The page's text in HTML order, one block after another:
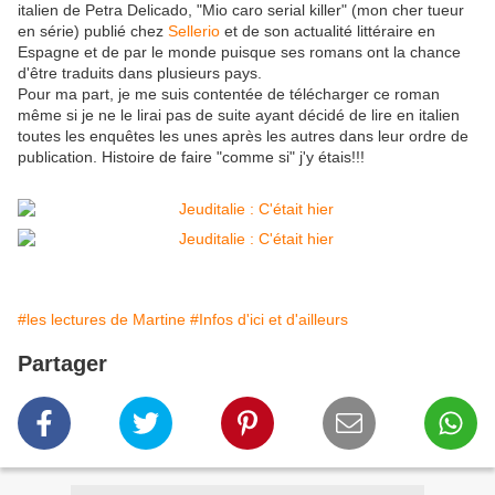
italien de Petra Delicado, "Mio caro serial killer" (mon cher tueur
en série) publié chez Sellerio et de son actualité littéraire en
Espagne et de par le monde puisque ses romans ont la chance
d'être traduits dans plusieurs pays.
Pour ma part, je me suis contentée de télécharger ce roman
même si je ne le lirai pas de suite ayant décidé de lire en italien
toutes les enquêtes les unes après les autres dans leur ordre de
publication. Histoire de faire "comme si" j'y étais!!!
#les lectures de Martine #Infos d'ici et d'ailleurs
Partager